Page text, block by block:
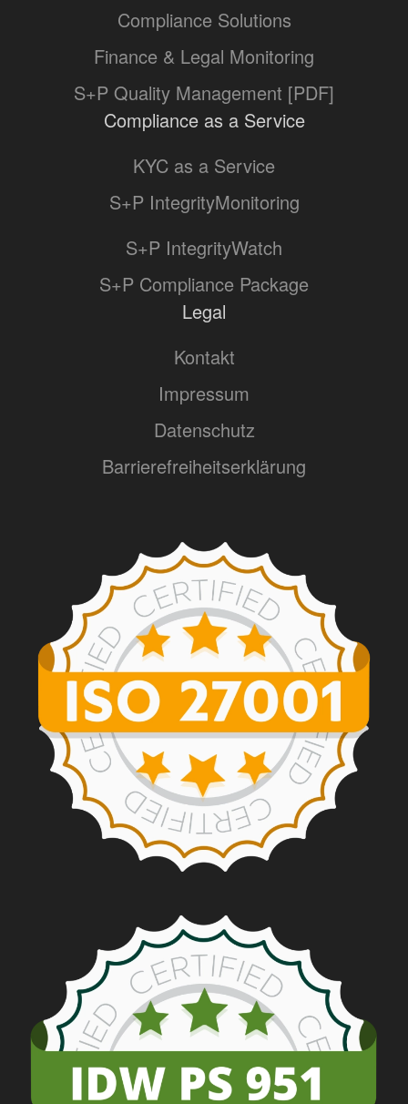
Compliance Solutions
Finance & Legal Monitoring
S+P Quality Management [PDF]
Compliance as a Service
KYC as a Service
S+P IntegrityMonitoring
S+P IntegrityWatch
S+P Compliance Package
Legal
Kontakt
Impressum
Datenschutz
Barrierefreiheitserklärung